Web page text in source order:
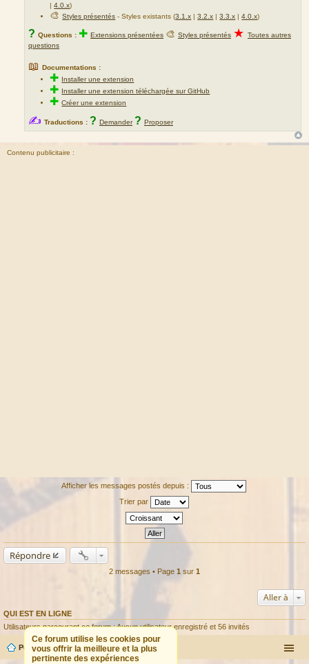
|4.0.x)
🎨Styles présentés - Styles existants (3.1.x |3.2.x |3.3.x |4.0.x)
? Questions : ✚ Extensions présentées 🎨 Styles présentés ★ Toutes autres
questions
📖 Documentations :
✚ Installer une extension
✚ Installer une extension téléchargée sur GitHub
✚Créer une extension
✍ Traductions : ? Demander ? Proposer
Contenu publicitaire :
Afficher les messages postés depuis :
Trier par
Répondre
2 messages • Page 1 sur 1
Aller à
QUI EST EN LIGNE
Utilisateurs parcourant ce forum : Aucun utilisateur enregistré et 56 invités
Ce forum utilise les cookies pour
vous offrir la meilleure et la plus
pertinente des expériences
Portail Forum